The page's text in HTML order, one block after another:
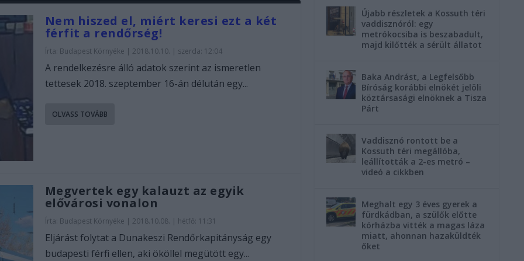
Nem hiszed el, miért keresi ezt a két
férfit a rendőrség!
Írta: Budapest Környéke | 2018.10.10. | szerda: 12:04
A rendelkezésre álló adatok szerint az ismeretlen
tettesek 2018. szeptember 16-án délután egy...
OLVASS TOVÁBB
Megvertek egy kalauzt az egyik
elővárosi vonalon
Írta: Budapest Környéke | 2018.10.08. | hétfő: 11:31
Eljárást folytat a Dunakeszi Rendőrkapitányság egy
budapesti férfi ellen, aki ököllel megütött egy...
Újabb részletek a Kossuth téri
vaddisznóról: egy
metrókocsiba is beszabadult,
majd kilőtték a sérült állatot
Baka Andrást, a Legfelsőbb
Bíróság korábbi elnökét jelöli
köztársasági elnöknek a Tisza
Párt
Vaddisznó rontott be a
Kossuth téri megállóba,
leállították a 2-es metró –
videó a cikkben
Meghalt egy 3 éves gyerek a
fürdkádban, a szülők előtte
kórházba vitték a magas láza
miatt, ahonnan hazaküldték
őket